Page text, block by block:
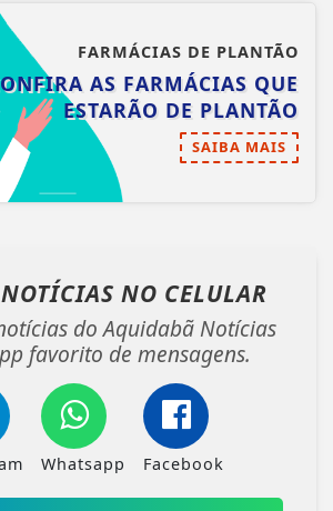
FARMÁCIAS DE PLANTÃO
AS FARMÁCIAS QUE
ESTARÃO DE PLANTÃO
SAIBA MAIS
NO CELULAR
do Aquidabã Notícias
favorito de mensagens.
Whatsapp Facebook